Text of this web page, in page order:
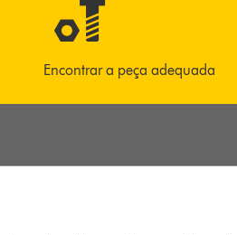
Encontrar a peça adequada